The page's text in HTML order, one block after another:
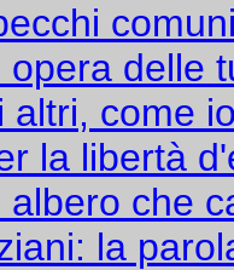
delle
altri, come
la libertà
che
la